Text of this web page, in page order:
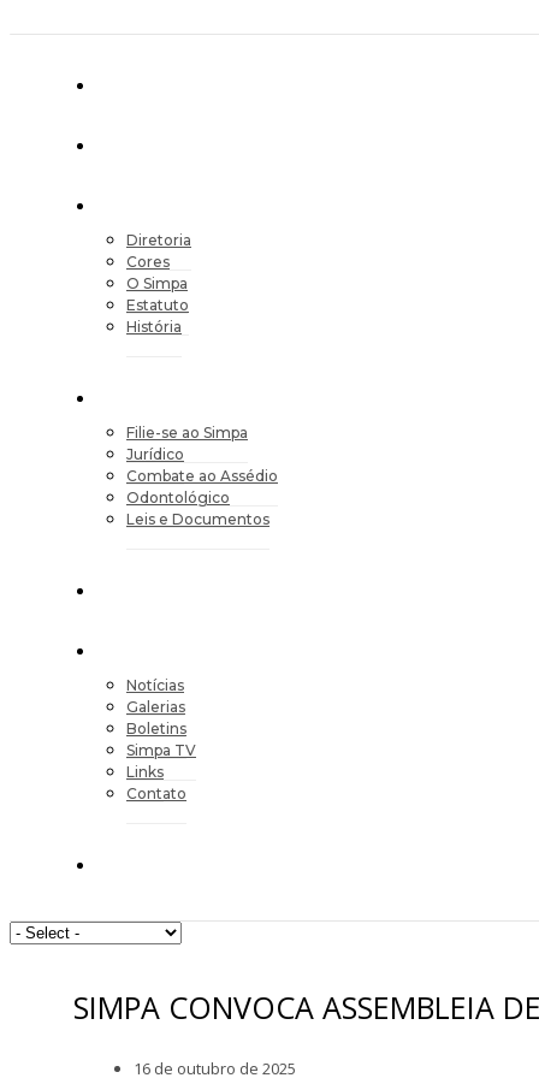
Diretoria
Cores
O Simpa
Estatuto
História
Filie-se ao Simpa
Jurídico
Combate ao Assédio
Odontológico
Leis e Documentos
Notícias
Galerias
Boletins
Simpa TV
Links
Contato
SIMPA CONVOCA ASSEMBLEIA
16 de outubro de 2025